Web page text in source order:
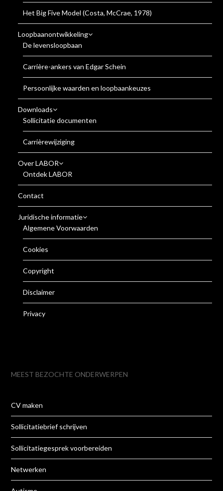
Het Big Five Model (Costa, McCrae, 1978)
Loopbaanontwikkeling
De levensloopbaan
Carrière-ankers van Edgar Schein
Persoonlijke waarden en loopbaankeuzes
Downloads
Sollicitatie documenten
Carrièrewijziging
Over LABOR
Ontdek LABOR
Contact
Juridische informatie
Algemene Voorwaarden
Cookies
Copyright
Disclaimer
Privacy
MEEST BEZOCHTE ONDERWERPEN
CV maken
Sollicitatiebrief schrijven
Sollicitatiegesprek voorbereiden
Netwerken